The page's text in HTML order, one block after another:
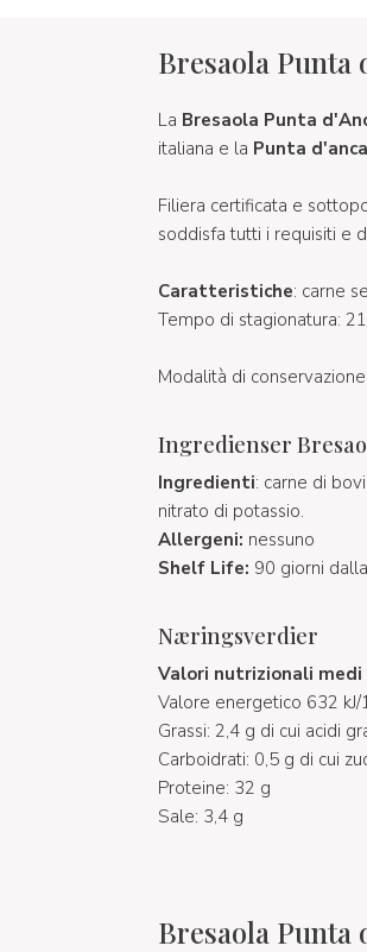
Bresaola Punta
La Bresaola Punta
italiana e la Punta d'anca
Filiera certificata e
soddisfa tutti i requisiti e
Caratteristiche: carne
Tempo di stagionatura:
Modalità di
Ingredienser
Ingredienti: carne di
nitrato di potassio.
Allergeni: nessuno
Shelf Life: 90 giorni
Næringsverdier
Valori nutrizionali medi
Valore energetico 632 kJ/
Grassi: 2,4 g di cui acidi
Carboidrati: 0,5 g di cui
Proteine: 32 g
Sale: 3,4 g
Bresaola Punta